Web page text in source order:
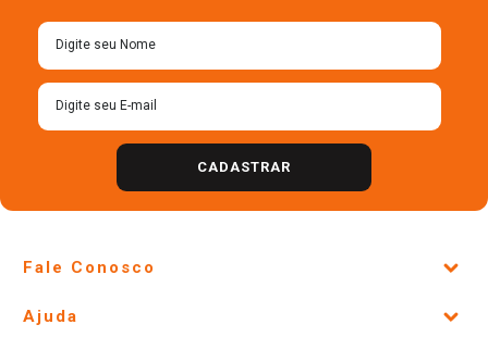
CADASTRAR
Fale Conosco
Lojas Físicas e Horários
Ajuda